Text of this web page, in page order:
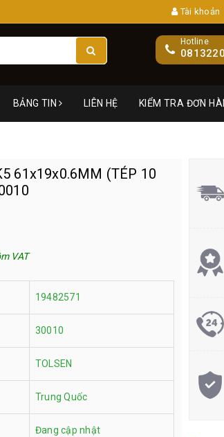
Tài khoản
Hotline
BẢNG TIN LIÊN HỆ KIỂM TRA ĐƠN
61x19x0.6MM (TÉP 10
VAT
19482571
30010
TOLSEN
Trung Quốc
Đang cập nhật